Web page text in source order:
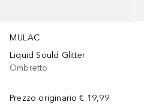
MULAC
Liquid Sould Glitter
Ombretto
Prezzo originario € 19,99